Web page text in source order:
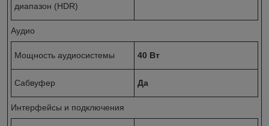
диапазон (HDR)
Аудио
Мощность аудиосистемы 40 Вт
Сабвуфер Да
Интерфейсы и подключения